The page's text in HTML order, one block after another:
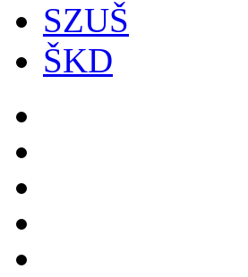
SZUŠ
ŠKD